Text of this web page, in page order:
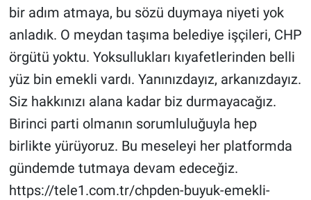
bir adım atmaya, bu sözü duymaya niyeti yok
anladık. O meydan taşıma belediye işçileri, CHP
örgütü yoktu. Yoksullukları kıyafetlerinden belli
yüz bin emekli vardı. Yanınızdayız, arkanızdayız.
Siz hakkınızı alana kadar biz durmayacağız.
Birinci parti olmanın sorumluluğuyla hep
birlikte yürüyoruz. Bu meseleyi her platformda
gündemde tutmaya devam edeceğiz.
https://tele1.com.tr/chpden-buyuk-emekli-